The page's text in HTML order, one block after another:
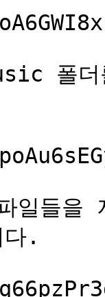
폴
일들을
.